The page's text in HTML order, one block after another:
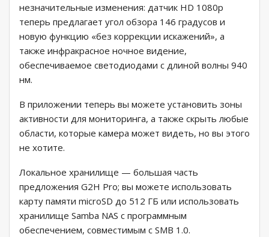
незначительные изменения: датчик HD 1080p
теперь предлагает угол обзора 146 градусов и
новую функцию «без коррекции искажений», а
также инфракрасное ночное видение,
обеспечиваемое светодиодами с длиной волны 940
нм.
В приложении теперь вы можете установить зоны
активности для мониторинга, а также скрыть любые
области, которые камера может видеть, но вы этого
не хотите.
Локальное хранилище — большая часть
предложения G2H Pro; вы можете использовать
карту памяти microSD до 512 ГБ или использовать
хранилище Samba NAS с программным
обеспечением, совместимым с SMB 1.0.